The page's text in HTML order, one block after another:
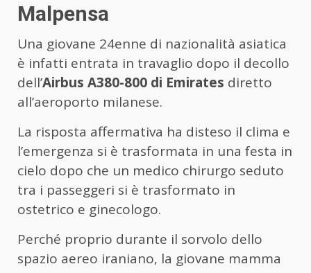
Malpensa
Una giovane 24enne di nazionalità asiatica
è infatti entrata in travaglio dopo il decollo
dell’Airbus A380-800 di Emirates diretto
all’aeroporto milanese.
La risposta affermativa ha disteso il clima e
l’emergenza si è trasformata in una festa in
cielo dopo che un medico chirurgo seduto
tra i passeggeri si è trasformato in
ostetrico e ginecologo.
Perché proprio durante il sorvolo dello
spazio aereo iraniano, la giovane mamma